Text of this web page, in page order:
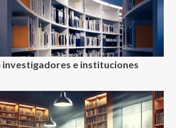
e instituciones